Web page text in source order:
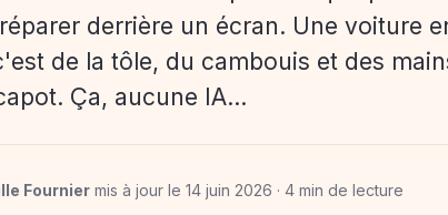
derrière un écran. Une voiture
de la tôle, du cambouis et des
Ça, aucune IA…
Fournier mis à jour le 14 juin 2026 · 4 min de lecture